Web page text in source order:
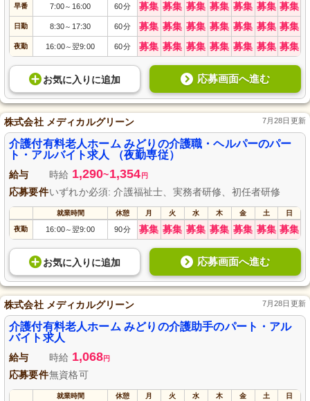
早番 7:00～ 16:00 60分 募集 募集 募集 募集 募集 募集 募集
日勤 8:30～ 17:30 60分 募集 募集 募集 募集 募集 募集 募集
夜勤 16:00～翌9:00 60分 募集 募集 募集 募集 募集 募集 募集
お気に入り に追加 応募画面へ進む
株式会社 メディカルグリーン 7月28日更新
介護付有料老人ホーム みどりの介護職・ヘルパーのパー
ト・アルバイト求人 （夜勤専従）
給与 時給 1,290~1,354 円
応募要件いずれか必須: 介護福祉士、実務者研修、初任者研修
就業時間 休憩 月 火 水 木 金 土 日
夜勤 16:00～翌9:00 90分 募集 募集 募集 募集 募集 募集 募集
お気に入り に追加 応募画面へ進む
株式会社 メディカルグリーン 7月28日更新
介護付有料老人ホーム みどりの介護助手のパート・アル
バイト求人
給与 時給 1,068円
応募要件無資格可
就業時間 休憩 月 火 水 木 金 土 日